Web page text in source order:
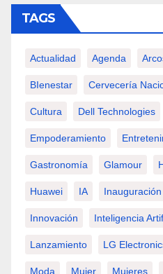
TAGS
Actualidad Agenda
BIenestar Cervecería
Cultura Dell Technologies
Empoderamiento
Gastronomía Glamour
Huawei IA Inauguración
Innovación Inteligencia
Lanzamiento LG
Moda Mujer Mujeres